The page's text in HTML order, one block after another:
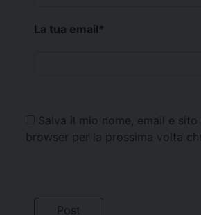
La tua email*
Salva il mio nome, email e
browser per la prossima volta